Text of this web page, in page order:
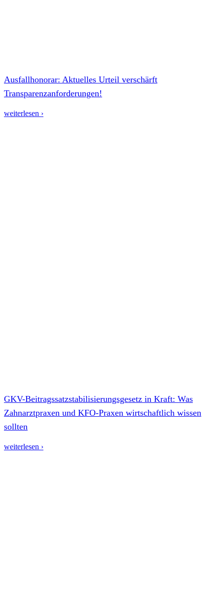
Ausfallhonorar: Aktuelles Urteil verschärft
Transparenzanforderungen!
weiterlesen ›
GKV-Beitragssatzstabilisierungsgesetz in Kraft: Was
Zahnarztpraxen und KFO-Praxen wirtschaftlich wissen
sollten
weiterlesen ›